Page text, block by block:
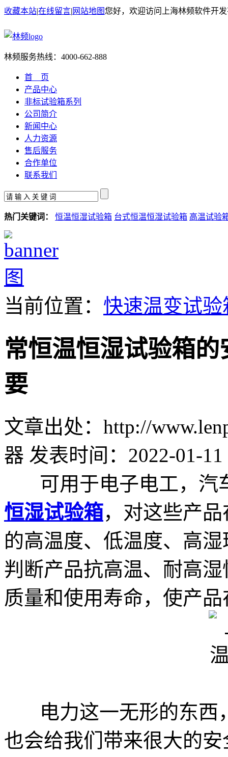
收藏本站|在线留言| 网站地图您好，欢迎访问上海林频软件开
林频服务热线： 4000-662-888
首 页
产品中心
非标试验箱系列
公司简介
新闻中心
人力资源
售后服务
合作单位
联系我们
热门关键词： 恒温恒湿试验箱 台式恒温恒湿试验箱 高温试验
当前位置： 快速温变试验
常恒温恒湿试验箱
要
文章出处：http://
器 发表时间：2022-01-11
可用于电子电工，汽
恒湿试验箱，对这些产
的高温度、低温度、高
判断产品抗高温、耐高
质量和使用寿命，使产
电力这一无形的东西
也会给我们带来很大的